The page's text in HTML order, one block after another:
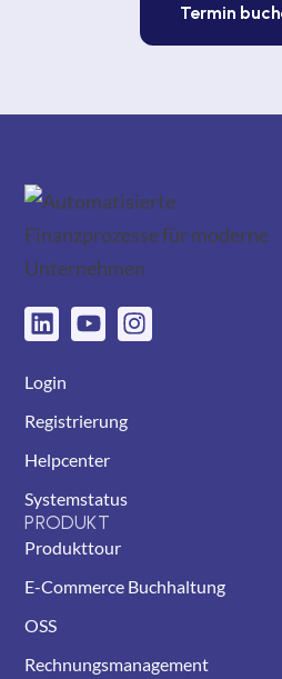
Termin
Login
Registrierung
Helpcenter
Systemstatus
PRODUKT
Produkttour
E-Commerce Buchhaltung
OSS
Rechnungsmanagement